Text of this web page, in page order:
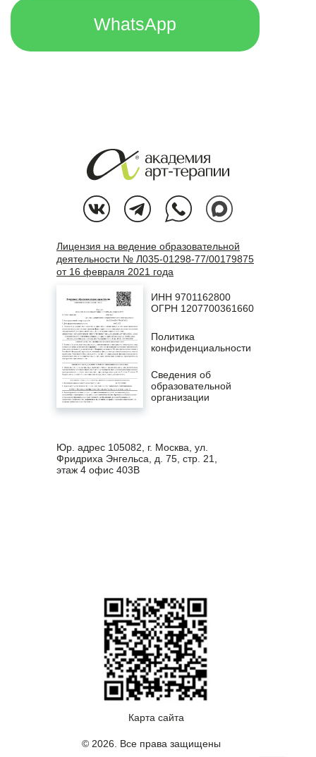
ИНН 9701162800
ОГРН 1207700361660
© 2026. Все права защищены
Сведения об
образовательной
организации
Лицензия на ведение образовательной
деятельности № Л035-01298-77/00179875
от 16 февраля 2021 года
Политика
конфиденциальности
Карта сайта
Юр. адрес 105082, г. Москва, ул.
Фридриха Энгельса, д. 75, стр. 21,
этаж 4 офис 403В